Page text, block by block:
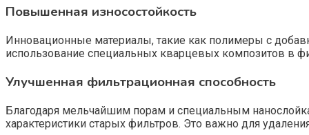
Повышенная износостойкость
Инновационные материалы, такие как полимеры с
использование специальных кварцевых композитов в
Улучшенная фильтрационная способность
Благодаря мельчайшим порам и специальным
характеристики старых фильтров. Это важно для